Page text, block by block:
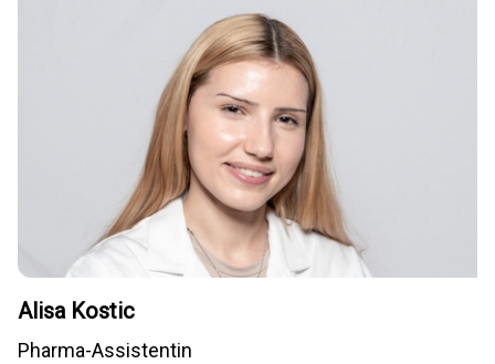
Alisa Kostic
Pharma-Assistentin